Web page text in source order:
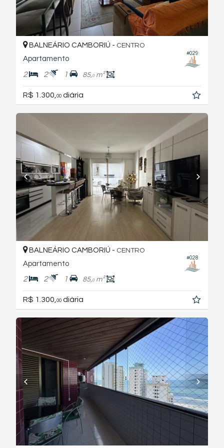
#029
BALNEÁRIO CAMBORIÚ - CENTRO
Apartamento
2 2 1 85,0m²
R$ 1.300, 00 diária
#028
BALNEÁRIO CAMBORIÚ - CENTRO
Apartamento
2 2 1 85,0m²
R$ 1.300,00 diária